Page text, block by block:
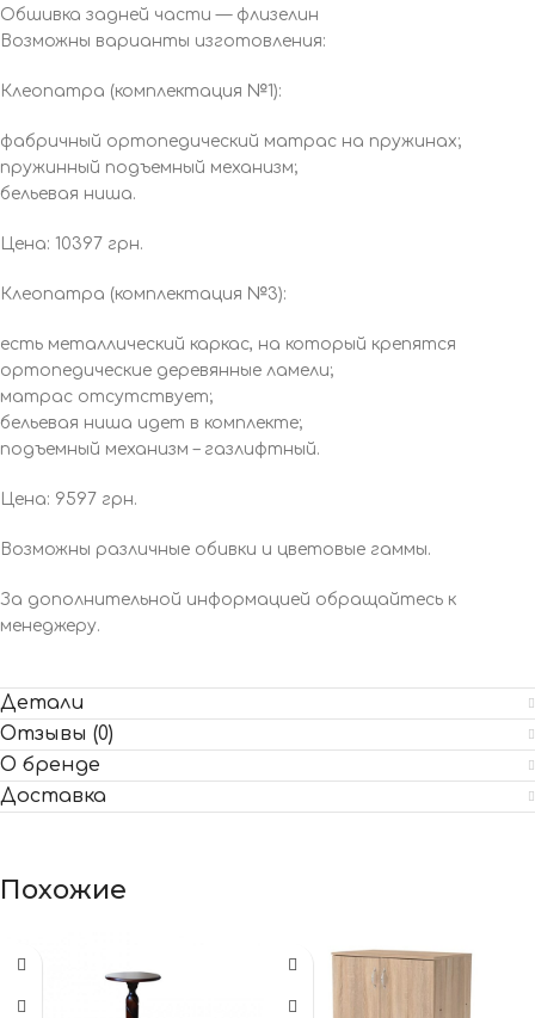
Обшивка задней части — флизелин
Возможны варианты изготовления:
Клеопатра (комплектация №1):
фабричный ортопедический матрас на пружинах;
пружинный подъемный механизм;
бельевая ниша.
Цена: 10397 грн.
Клеопатра (комплектация №3):
есть металлический каркас, на который крепятся
ортопедические деревянные ламели;
матрас отсутствует;
бельевая ниша идет в комплекте;
подъемный механизм – газлифтный.
Цена: 9597 грн.
Возможны различные обивки и цветовые гаммы.
За дополнительной информацией обращайтесь к
менеджеру.
Детали
Отзывы (0)
О бренде
Доставка
Похожие